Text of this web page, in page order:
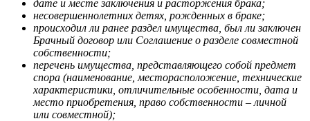
дате и месте заключения и расторжения брака;
несовершеннолетних детях, рожденных в браке;
происходил ли ранее раздел имущества, был ли заключен
Брачный договор или Соглашение о разделе совместной
собственности;
перечень имущества, представляющего собой предмет
спора (наименование, месторасположение, технические
характеристики, отличительные особенности, дата и
место приобретения, право собственности – личной
или совместной);